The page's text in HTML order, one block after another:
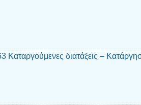
Καταργούμενες διατάξεις –